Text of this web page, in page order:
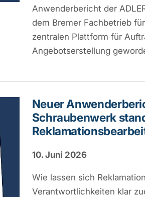
Anwenderbericht der
dem Bremer Fachbetrieb
zentralen Plattform für
Angebotserstellung
Neuer
Schraubenwerk
10. Juni 2026
Wie lassen sich
Verantwortlichkeiten klar